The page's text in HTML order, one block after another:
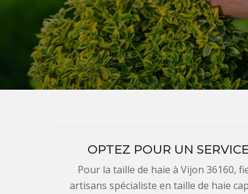
OPTEZ POUR UN
Pour la taille de haie à Vijon 36160,
artisans spécialiste en taille de haie